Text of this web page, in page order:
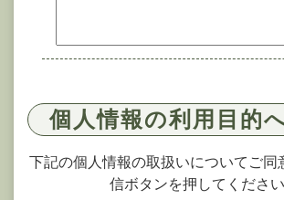
個人情報の利用目的
下記の個人情報の取扱いについてご同
信ボタンを押してください